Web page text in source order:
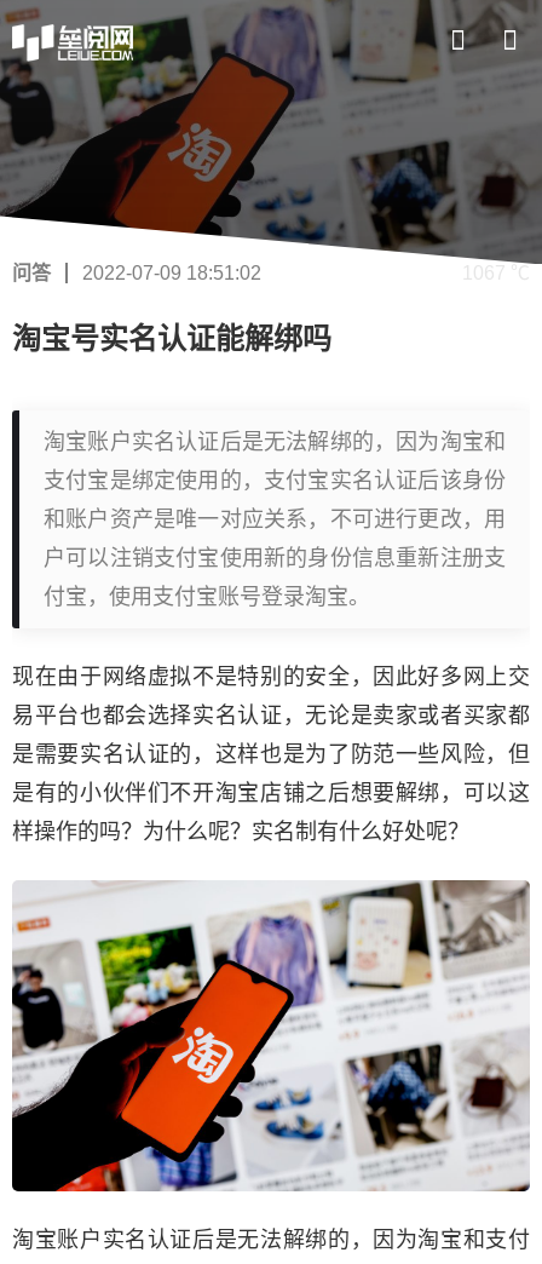
问答 2022-07-09 18:51:02 1067 ℃
淘宝号实名认证能解绑吗
淘宝账户实名认证后是无法解绑的，因为淘宝和
支付宝是绑定使用的，支付宝实名认证后该身份
和账户资产是唯一对应关系，不可进行更改，用
户可以注销支付宝使用新的身份信息重新注册支
付宝，使用支付宝账号登录淘宝。
现在由于网络虚拟不是特别的安全，因此好多网上交
易平台也都会选择实名认证，无论是卖家或者买家都
是需要实名认证的，这样也是为了防范一些风险，但
是有的小伙伴们不开淘宝店铺之后想要解绑，可以这
样操作的吗？为什么呢？实名制有什么好处呢？
淘宝账户实名认证后是无法解绑的，因为淘宝和支付